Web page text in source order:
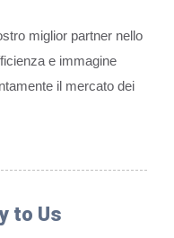
miglior partner nello
e immagine
il mercato dei